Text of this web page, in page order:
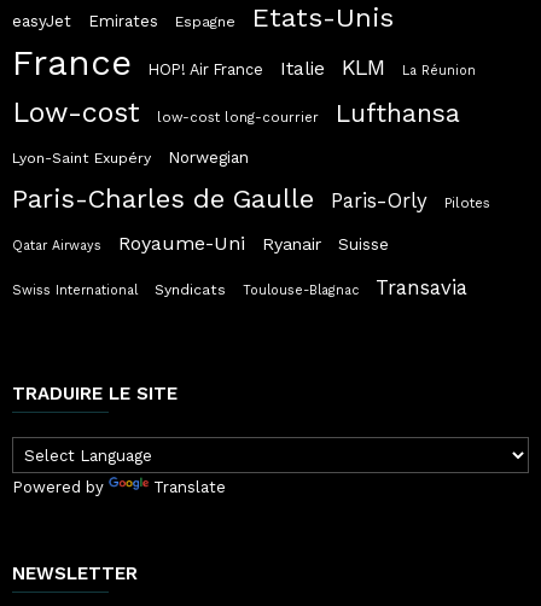
easyJet Emirates Espagne Etats-Unis
France HOP! Air France Italie KLM La Réunion
Low-cost low-cost long-courrier Lufthansa
Lyon-Saint Exupéry Norwegian
Paris-Charles de Gaulle Paris-Orly Pilotes
Qatar Airways Royaume-Uni Ryanair Suisse
Swiss International Syndicats Toulouse-Blagnac Transavia
TRADUIRE LE SITE
Powered by Translate
NEWSLETTER